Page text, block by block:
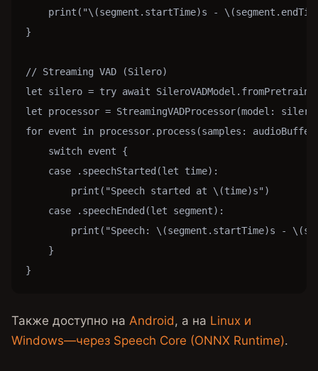
print("\(segment.startTime)s -
}
// Streaming VAD (Silero)
let silero = try await
let processor = StreamingVADProcessor(model:
for event in processor.process(samples:
    switch event {
    case .speechStarted(let time):
        print("Speech started at \(time)s")
    case .speechEnded(let segment):
print("Speech: \(segment.startTime)s -
    }
}
Также доступно на Android , а на Linux и
Windows—через Speech Core (ONNX Runtime).